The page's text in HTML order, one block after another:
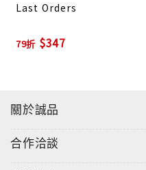
Last Orders
79折 $347
關於誠品
合作洽談